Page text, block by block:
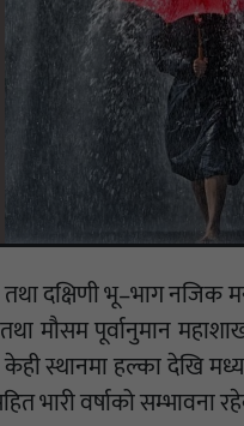
दक्षिणी भू–भाग
मौसम पूर्वानुमान
स्थानमा हल्का देखि
भारी वर्षाको सम्भावना